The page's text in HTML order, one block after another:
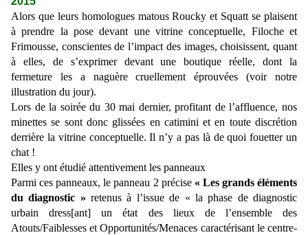
Alors que leurs homologues matous Roucky et Squatt se plaisent
à prendre la pose devant une vitrine conceptuelle, Filoche et
Frimousse, conscientes de l’impact des images, choisissent, quant
à elles, de s’exprimer devant une boutique réelle, dont la
fermeture les a naguère cruellement éprouvées (voir notre
illustration du jour).
Lors de la soirée du 30 mai dernier, profitant de l’affluence, nos
minettes se sont donc glissées en catimini et en toute discrétion
derrière la vitrine conceptuelle. Il n’y a pas là de quoi fouetter un
chat !
Elles y ont étudié attentivement les panneaux
Parmi ces panneaux, le panneau 2 précise « Les grands éléments
du diagnostic »retenus à l’issue de « la phase de diagnostic
urbain dress[ant] un état des lieux de l’ensemble des
Atouts/Faiblesses et Opportunités/Menaces caractérisant le centre-